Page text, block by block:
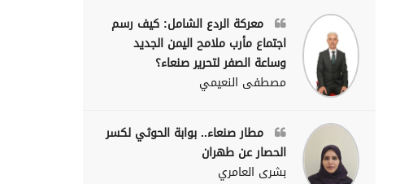
معركة الردع الشامل: كيف رسم
اجتماع مأرب ملامح اليمن الجديد
وساعة الصفر لتحرير صنعاء؟
مصطفى النعيمي
مطار صنعاء.. بوابة الحوثي لكسر
الحصار عن طهران
بشرى العامري